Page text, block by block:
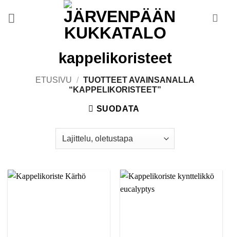
kappelikoristeet
ETUSIVU / TUOTTEET AVAINSANALLA
“KAPPELIKORISTEET”
SUODATA